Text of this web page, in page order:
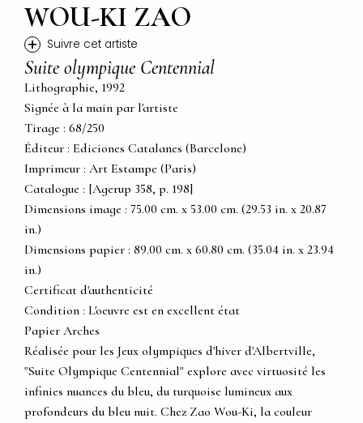
WOU-KI ZAO
+ Suivre cet artiste
Suite olympique Centennial
Lithographie, 1992
Signée à la main par l'artiste
Tirage : 68/250
Éditeur : Ediciones Catalanes (Barcelone)
Imprimeur : Art Estampe (Paris)
Catalogue : [Agerup 358, p. 198]
Dimensions image : 75.00 cm. x 53.00 cm. (29.53 in. x 20.87
in.)
Dimensions papier : 89.00 cm. x 60.80 cm. (35.04 in. x 23.94
in.)
Certificat d'authenticité
Condition : L'oeuvre est en excellent état
Papier Arches
Réalisée pour les Jeux olympiques d'hiver d'Albertville,
"Suite Olympique Centennial" explore avec virtuosité les
infinies nuances du bleu, du turquoise lumineux aux
profondeurs du bleu nuit. Chez Zao Wou-Ki, la couleur